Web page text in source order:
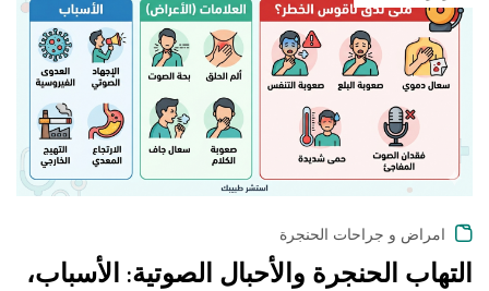
امراض و جراحات الحنجرة
التهاب الحنجرة والأحبال الصوتية: الأسباب،